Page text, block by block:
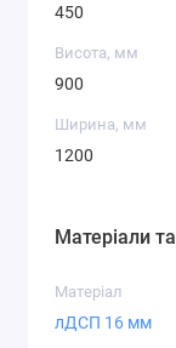
450
Висота, мм
900
Ширина, мм
1200
Матеріали
Матеріал
лДСП 16 мм